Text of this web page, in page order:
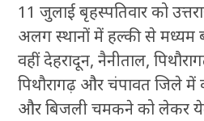
11 जुलाई बृहस्पतिवार को
अलग स्थानों में हल्की से मध्यम
वहीं देहरादून, नैनीताल,
पिथौरागढ़ और चंपावत जिले में
और बिजली चमकने को लेकर